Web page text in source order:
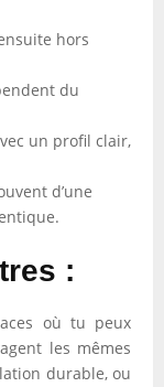
hors
du
un profil clair,
d’une
:
où tu peux
les mêmes
durable, ou